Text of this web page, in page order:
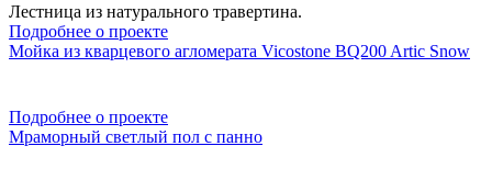
Лестница из натурального травертина.
Подробнее о проекте
Мойка из кварцевого агломерата Vicostone BQ200 Artic Snow
Подробнее о проекте
Мраморный светлый пол с панно